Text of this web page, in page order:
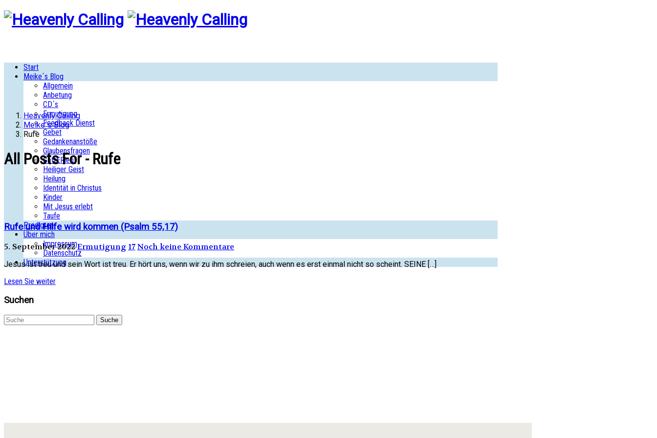
Start
Meike´s Blog
Allgemein
Anbetung
CD´s
Ermutigung
Feedback Dienst
Gebet
Gedankenanstöße
Glaubensfragen
GottERlebt
Heiliger Geist
Heilung
Identität in Christus
Kinder
Mit Jesus erlebt
Taufe
Predigten
Über mich
Impressum
Datenschutz
Unterstützung
Heavenly Calling
Meike´s Blog
Rufe
All Posts For - Rufe
Rufe und Hilfe wird kommen (Psalm 55,17)
5. September 2022Ermutigung 17Noch keine Kommentare
Jesus ist treu und sein Wort ist treu. Er hört uns, wenn wir zu ihm schreien, auch wenn es erst einmal nicht so scheint. SEINE […]
Lesen Sie weiter
Suchen
Suche